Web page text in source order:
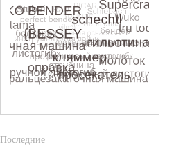
Последние